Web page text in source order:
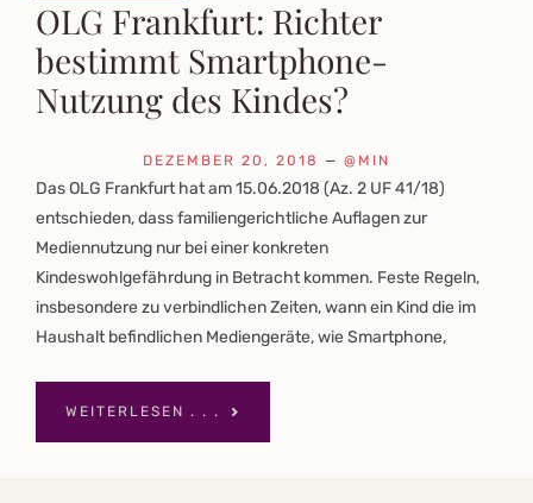
OLG Frankfurt: Richter
bestimmt Smartphone-
Nutzung des Kindes?
DEZEMBER 20, 2018 — @MIN
Das OLG Frankfurt hat am 15.06.2018 (Az. 2 UF 41/18)
entschieden, dass familiengerichtliche Auflagen zur
Mediennutzung nur bei einer konkreten
Kindeswohlgefährdung in Betracht kommen. Feste Regeln,
insbesondere zu verbindlichen Zeiten, wann ein Kind die im
Haushalt befindlichen Mediengeräte, wie Smartphone,
WEITERLESEN . . .